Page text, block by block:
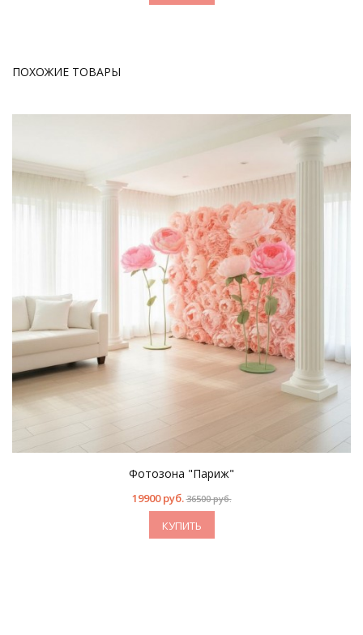
ПОХОЖИЕ ТОВАРЫ
Фотозона "Париж"
19900 руб. 36500 руб.
КУПИТЬ